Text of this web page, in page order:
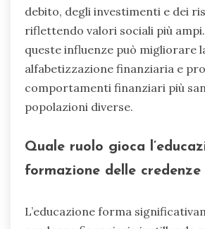
debito, degli investimenti e dei
riflettendo valori sociali più
queste influenze può migliorare
alfabetizzazione finanziaria e
comportamenti finanziari più
popolazioni diverse.
Quale ruolo gioca
formazione delle
L’educazione forma